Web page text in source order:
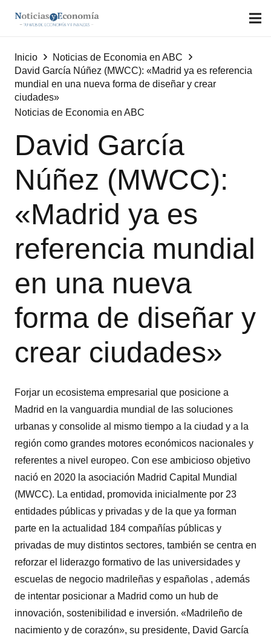
Inicio
Noticias de Economia en ABC
David García Núñez (MWCC): «Madrid ya es referencia
mundial en una nueva forma de diseñar y crear
ciudades»
Noticias de Economia en ABC
David García
Núñez (MWCC):
«Madrid ya es
referencia mundial
en una nueva
forma de diseñar y
crear ciudades»
Forjar un ecosistema empresarial que posicione a
Madrid en la vanguardia mundial de las soluciones
urbanas y consolide al mismo tiempo a la ciudad y a la
región como grandes motores económicos nacionales y
referentes a nivel europeo. Con ese ambicioso objetivo
nació en 2020 la asociación Madrid Capital Mundial
(MWCC). La entidad, promovida inicialmente por 23
entidades públicas y privadas y de la que ya forman
parte en la actualidad 184 compañías públicas y
privadas de muy distintos sectores, también se centra en
reforzar el liderazgo formativo de las universidades y
escuelas de negocio madrileñas y españolas , además
de intentar posicionar a Madrid como un hub de
innovación, sostenibilidad e inversión. «Madrileño de
nacimiento y de corazón», su presidente, David García